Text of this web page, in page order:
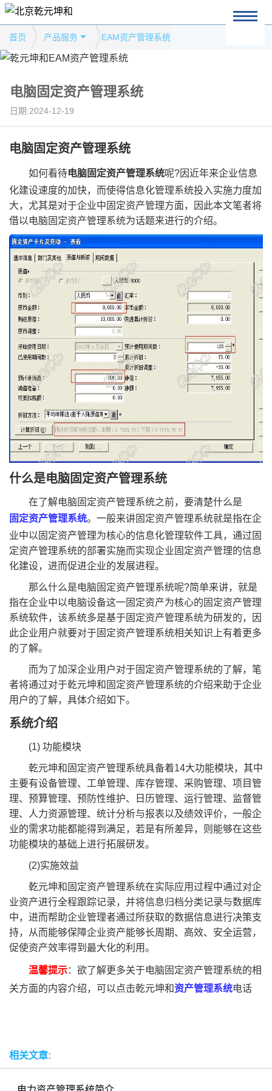
首页 产品服务 EAM资产管理系统
电脑固定资产管理系统
日期:2024-12-19
电脑固定资产管理系统
如何看待电脑固定资产管理系统呢?因近年来企业信息
化建设速度的加快，而使得信息化管理系统投入实施力度加
大，尤其是对于企业中固定资产管理方面，因此本文笔者将
借以电脑固定资产管理系统为话题来进行的介绍。
什么是电脑固定资产管理系统
在了解电脑固定资产管理系统之前，要清楚什么是
固定资产管理系统。一般来讲固定资产管理系统就是指在企
业中以固定资产管理为核心的信息化管理软件工具，通过固
定资产管理系统的部署实施而实现企业固定资产管理的信息
化建设，进而促进企业的发展进程。
那么什么是电脑固定资产管理系统呢?简单来讲，就是
指在企业中以电脑设备这一固定资产为核心的固定资产管理
系统软件，该系统多是基于固定资产管理系统为研发的，因
此企业用户就要对于固定资产管理系统相关知识上有着更多
的了解。
而为了加深企业用户对于固定资产管理系统的了解，笔
者将通过对于乾元坤和固定资产管理系统的介绍来助于企业
用户的了解，具体介绍如下。
系统介绍
(1) 功能模块
乾元坤和固定资产管理系统具备着14大功能模块，其中
主要有设备管理、工单管理、库存管理、采购管理、项目管
理、预算管理、预防性维护、日历管理、运行管理、监督管
理、人力资源管理、统计分析与报表以及绩效评价，一般企
业的需求功能都能得到满足，若是有所差异，则能够在这些
功能模块的基础上进行拓展研发。
(2)实施效益
乾元坤和固定资产管理系统在实际应用过程中通过对企
业资产进行全程跟踪记录，并将信息归档分类记录与数据库
中，进而帮助企业管理者通过所获取的数据信息进行决策支
持，从而能够保障企业资产能够长周期、高效、安全运营，
促使资产效率得到最大化的利用。
温馨提示：欲了解更多关于电脑固定资产管理系统的相
关方面的内容介绍，可以点击乾元坤和资产管理系统电话
相关文章: